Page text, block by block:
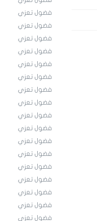
فضول تعزي
فضول تعزي
فضول تعزي
فضول تعزي
فضول تعزي
فضول تعزي
فضول تعزي
فضول تعزي
فضول تعزي
فضول تعزي
فضول تعزي
فضول تعزي
فضول تعزي
فضول تعزي
فضول تعزي
فضول تعزي
فضول تعزي